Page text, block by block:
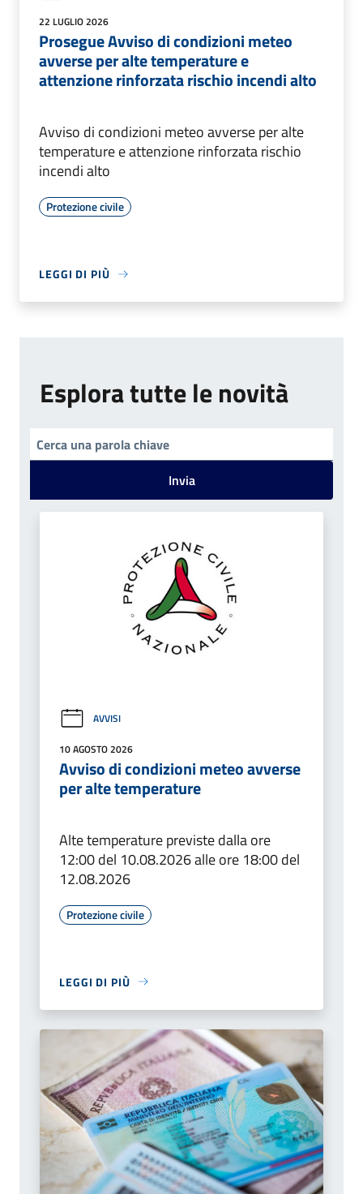
22 LUGLIO 2026
Prosegue Avviso di condizioni meteo
avverse per alte temperature e
attenzione rinforzata rischio incendi alto
Avviso di condizioni meteo avverse per alte
temperature e attenzione rinforzata rischio
incendi alto
Protezione civile
LEGGI DI PIÙ
Esplora tutte le novità
Invia
AVVISI
10 AGOSTO 2026
Avviso di condizioni meteo avverse
per alte temperature
Alte temperature previste dalla ore
12:00 del 10.08.2026 alle ore 18:00 del
12.08.2026
Protezione civile
LEGGI DI PIÙ